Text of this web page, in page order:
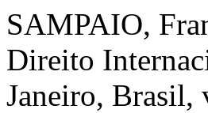
SAMPAIO,
Direito
Janeiro, Brasil,